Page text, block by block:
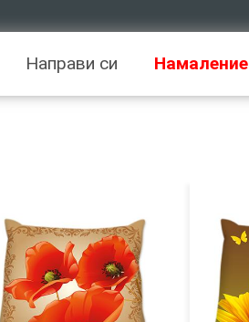
Направи си Намаление